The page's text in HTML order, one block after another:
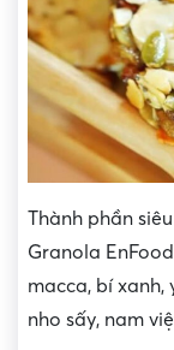
Thành phần
Granola
macca, bí xanh,
nho sấy, nam